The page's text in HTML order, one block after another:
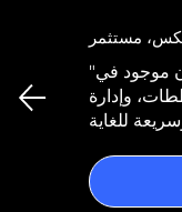
"كل ما أحتاجه لتداول المعادن موجود في
وإدارة
مستثمر